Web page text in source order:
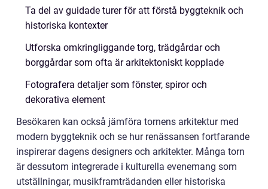
Ta del av guidade turer för att förstå byggteknik och
historiska kontexter
Utforska omkringliggande torg, trädgårdar och
borggårdar som ofta är arkitektoniskt kopplade
Fotografera detaljer som fönster, spiror och
dekorativa element
Besökaren kan också jämföra tornens arkitektur med
modern byggteknik och se hur renässansen fortfarande
inspirerar dagens designers och arkitekter. Många torn
är dessutom integrerade i kulturella evenemang som
utställningar, musikframträdanden eller historiska